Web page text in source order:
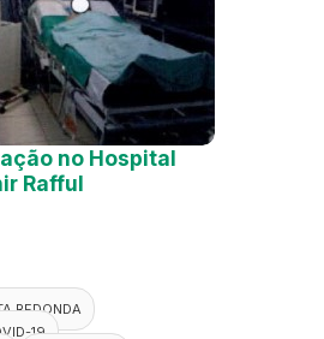
no Hospital
Rafful
REDONDA
19